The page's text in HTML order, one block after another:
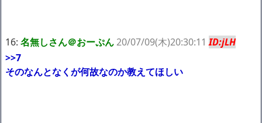
16: 名無しさん＠おーぷん20/07/09(木)20:30:11ID:jLH
>>7
そのなんとなくが何故なのか教えてほしい